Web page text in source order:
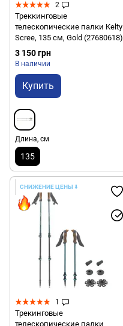
2
Треккинговые
телескопические палки Kelty
Scree, 135 см, Gold (27680618)
3 150 грн
В наличии
Купить
Длина, см
135
СНИЖЕНИЕ ЦЕНЫ ⬇️
1
Трекинговые
телескопические палки